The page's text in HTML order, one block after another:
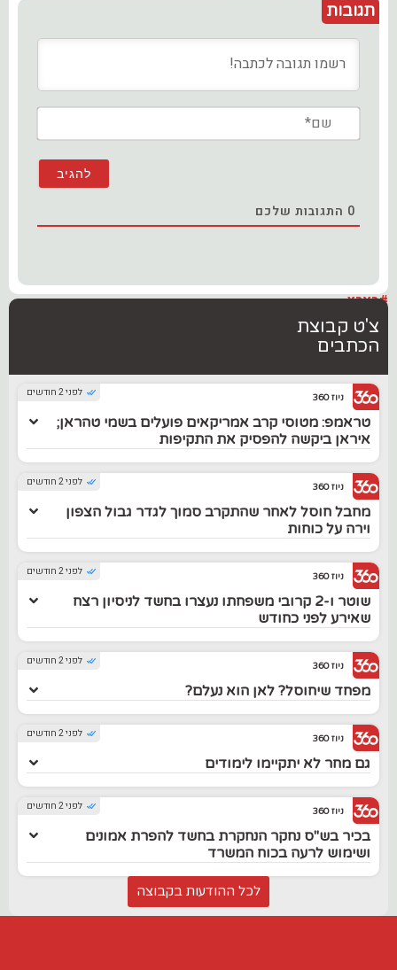
תגובות
0 התגובות שלכם
#בארץ
צ'ט קבוצת
הכתבים
לפני 2 חודשים ניוז 360
טראמפ: מטוסי קרב אמריקאים פועלים בשמי טהראן;
איראן ביקשה להפסיק את התקיפות
לפני 2 חודשים ניוז 360
מחבל חוסל לאחר שהתקרב סמוך לגדר גבול הצפון
וירה על כוחות
לפני 2 חודשים ניוז 360
שוטר ו-2 קרובי משפחתו נעצרו בחשד לניסיון רצח
שאירע לפני כחודש
לפני 2 חודשים ניוז 360
מפחד שיחוסל? לאן הוא נעלם?
לפני 2 חודשים ניוז 360
גם מחר לא יתקיימו לימודים
לפני 2 חודשים ניוז 360
בכיר בש"ס נחקר הנחקרת בחשד להפרת אמונים
ושימוש לרעה בכוח המשרד
לכל ההודעות בקבוצה